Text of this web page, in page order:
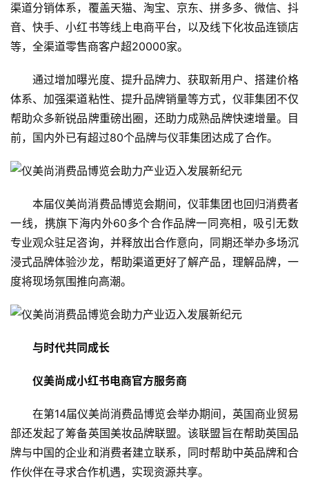
渠道分销体系，覆盖天猫、淘宝、京东、拼多多、微信、抖
音、快手、小红书等线上电商平台，以及线下化妆品连锁店
等，全渠道零售商客户超20000家。
通过增加曝光度、提升品牌力、获取新用户、搭建价格
体系、加强渠道粘性、提升品牌销量等方式，仪菲集团不仅
帮助众多新锐品牌重磅出圈，还助力成熟品牌快速增量。目
前，国内外已有超过80个品牌与仪菲集团达成了合作。
本届仪美尚消费品博览会期间，仪菲集团也回归消费者
一线，携旗下海内外60多个合作品牌一同亮相，吸引无数
专业观众驻足咨询，并释放出合作意向，同期还举办多场沉
浸式品牌体验沙龙，帮助渠道更好了解产品，理解品牌，一
度将现场氛围推向高潮。
与时代共同成长
仪美尚成小红书电商官方服务商
在第14届仪美尚消费品博览会举办期间，英国商业贸易
部还发起了筹备英国美妆品牌联盟。该联盟旨在帮助英国品
牌与中国的企业和消费者建立联系，同时帮助中英品牌和合
作伙伴在寻求合作机遇，实现资源共享。